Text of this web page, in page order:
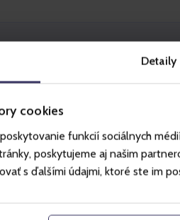
Detaily
cookies
funkcií sociálnych
poskytujeme aj našim
s ďalšími údajmi, ktoré ste im
vstupenka
parku Legendia v Chorzówě na
atrakcích dostupných v daný den
2025) a. s přihlédnutím k
jednotlivých atrakcí
zimní sezóny 2024/2025 (podle